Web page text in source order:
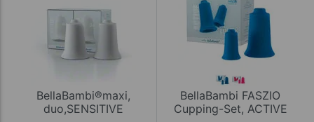
BellaBambi®maxi,
duo,SENSITIVE
BellaBambi FASZIO
Cupping-Set, ACTIVE